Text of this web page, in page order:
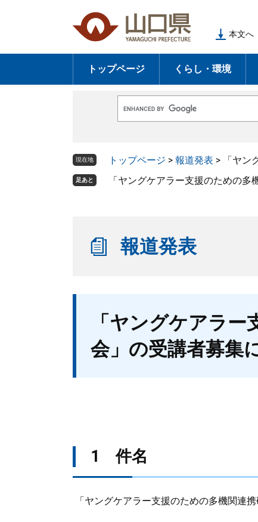
の
頭
ー
飛
本文へ
トップページ くらし・環境
o
e
ス
現在地 トップページ > 報道発表 > 「ヤ
足あと 「ヤングケアラー支援のための
報道発表
「ヤングケアラ
会」の受講者募集
1 件名
「ヤングケアラー支援のための多機関連